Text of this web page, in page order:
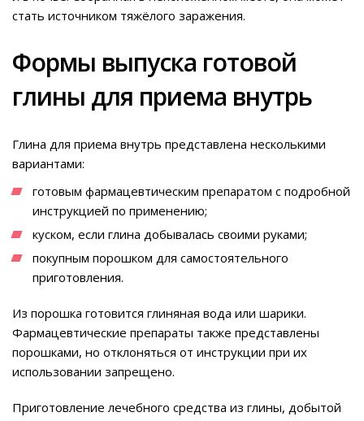
стать источником тяжёлого заражения.
Формы выпуска готовой
глины для приема внутрь
Глина для приема внутрь представлена несколькими
вариантами:
готовым фармацевтическим препаратом с подробной
инструкцией по применению;
куском, если глина добывалась своими руками;
покупным порошком для самостоятельного
приготовления.
Из порошка готовится глиняная вода или шарики.
Фармацевтические препараты также представлены
порошками, но отклоняться от инструкции при их
использовании запрещено.
Приготовление лечебного средства из глины, добытой